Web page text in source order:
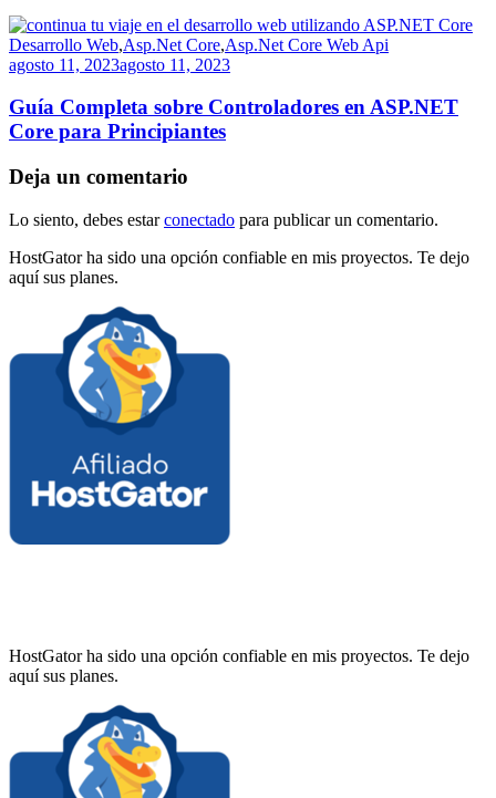
Desarrollo Web,Asp.Net Core,Asp.Net Core Web Api
agosto 11, 2023agosto 11, 2023
Guía Completa sobre Controladores en ASP.NET
Core para Principiantes
Deja un comentario
Lo siento, debes estarconectado para publicar un comentario.
HostGator ha sido una opción confiable en mis proyectos. Te dejo
aquí sus planes.
HostGator ha sido una opción confiable en mis proyectos. Te dejo
aquí sus planes.